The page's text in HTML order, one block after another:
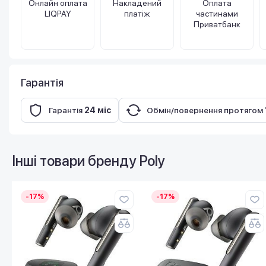
Онлайн оплата
LIQPAY
Накладений
платіж
Оплата
частинами
Приватбанк
Гарантія
Гарантія 24 міс Обмін/повернення протягом
Інші товари бренду Poly
-17% -17%